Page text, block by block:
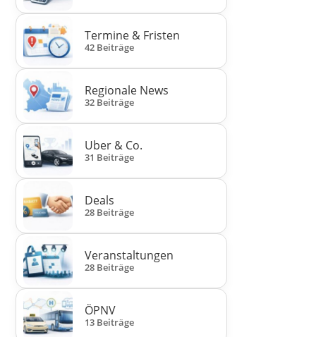
Termine & Fristen
42 Beiträge
Regionale News
32 Beiträge
Uber & Co.
31 Beiträge
Deals
28 Beiträge
Veranstaltungen
28 Beiträge
ÖPNV
13 Beiträge